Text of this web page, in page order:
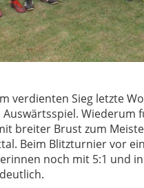
verdienten Sieg letzte
Wiederum
breiter Brust zum
Beim Blitzturnier vor
noch mit 5:1 und